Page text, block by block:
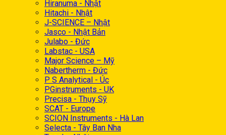
Hiranuma - Nhật
Hitachi - Nhật
J-SCIENCE – Nhật
Jasco - Nhật Bản
Julabo - Đức
Labstac - USA
Major Science – Mỹ
Nabertherm - Đức
P S Analytical - Úc
PGinstruments - UK
Precisa - Thụy Sỹ
SCAT - Europe
SCION Instruments - Hà Lan
Selecta - Tây Ban Nha